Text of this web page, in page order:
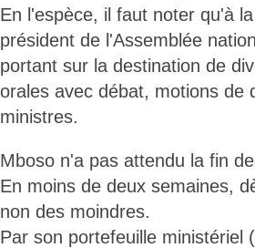
En l'espèce, il faut noter qu'à
président de l'Assemblée
portant sur la destination de
orales avec débat, motions de
ministres.
Mboso n'a pas attendu la fin
En moins de deux semaines,
non des moindres.
Par son portefeuille